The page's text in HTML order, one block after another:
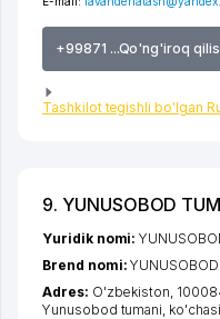
+99871 ...Qo'ng'iroq
Tashkilot tegishli bo'lgan
9. YUNUSOBOD
Yuridik nomi:
Brend nomi:
Adres: O'zbekiston,
Yunusobod tumani